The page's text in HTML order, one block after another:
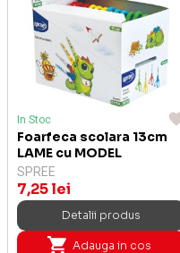
In Stoc
Foarfeca scolara 13cm
LAME cu MODEL
SPREE
7,25 lei
Detalii produs
Adauga in cos